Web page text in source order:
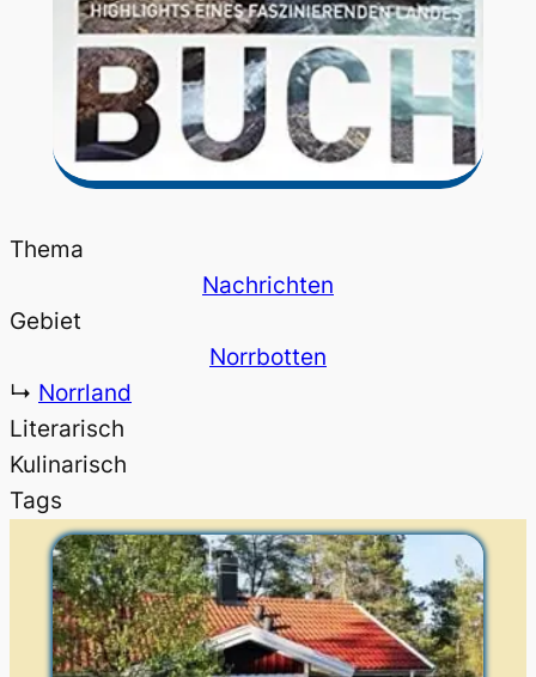
Thema
Nachrichten
Gebiet
Norrbotten
↳ Norrland
Literarisch
Kulinarisch
Tags